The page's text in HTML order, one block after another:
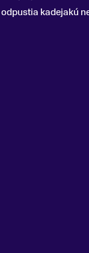
kadejakú